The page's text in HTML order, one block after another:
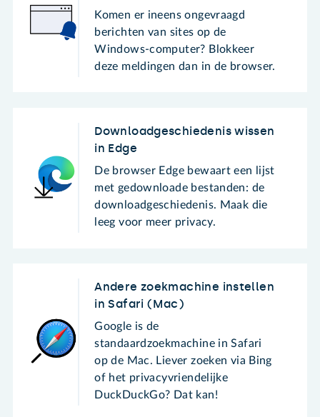
Komen er ineens ongevraagd
berichten van sites op de
Windows-computer? Blokkeer
deze meldingen dan in de browser.
Downloadgeschiedenis wissen
in Edge
De browser Edge bewaart een lijst
met gedownloade bestanden: de
downloadgeschiedenis. Maak die
leeg voor meer privacy.
Andere zoekmachine instellen
in Safari (Mac)
Google is de
standaardzoekmachine in Safari
op de Mac. Liever zoeken via Bing
of het privacyvriendelijke
DuckDuckGo? Dat kan!